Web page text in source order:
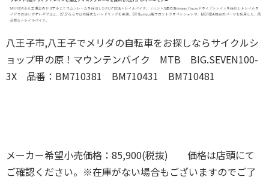
八王子市,八王子でメリダの自転車をお探しならサイクルシ
ョップ甲の原！マウンテンバイク MTB BIG.SEVEN100-
3X 品番：BM710381 BM710431 BM710481
メーカー希望小売価格：85,900(税抜) 価格は店頭にて
ご確認ください。※在庫がない場合もございますのでご了